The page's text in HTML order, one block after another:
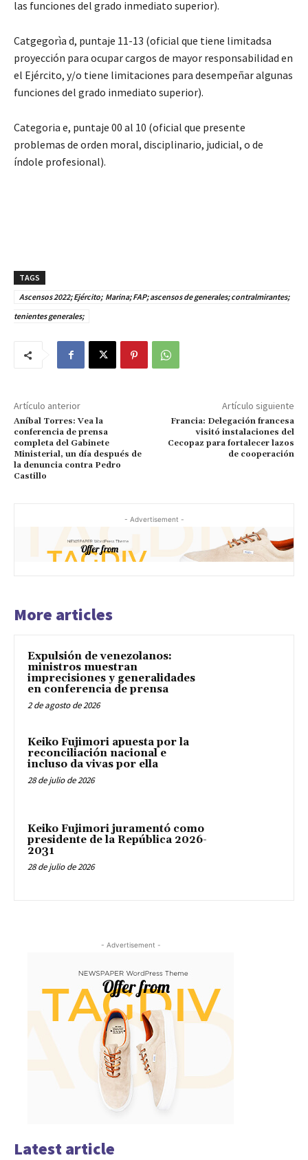
las funciones del grado inmediato superior).
Catgegorìa d, puntaje 11-13 (oficial que tiene limitadsa
proyección para ocupar cargos de mayor responsabilidad en
el Ejército, y/o tiene limitaciones para desempeñar algunas
funciones del grado inmediato superior).
Categoria e, puntaje 00 al 10 (oficial que presente
problemas de orden moral, disciplinario, judicial, o de
índole profesional).
TAGS
Ascensos 2022; Ejército; Marina; FAP; ascensos de generales; contralmirantes;
tenientes generales;
Artículo anterior
Aníbal Torres: Vea la
conferencia de prensa
completa del Gabinete
Ministerial, un día después de
la denuncia contra Pedro
Castillo
Artículo siguiente
Francia: Delegación francesa
visitó instalaciones del
Cecopaz para fortalecer lazos
de cooperación
- Advertisement -
More articles
Expulsión de venezolanos:
ministros muestran
imprecisiones y generalidades
en conferencia de prensa
2 de agosto de 2026
Keiko Fujimori apuesta por la
reconciliación nacional e
incluso da vivas por ella
28 de julio de 2026
Keiko Fujimori juramentó como
presidente de la República 2026-
2031
28 de julio de 2026
- Advertisement -
Latest article